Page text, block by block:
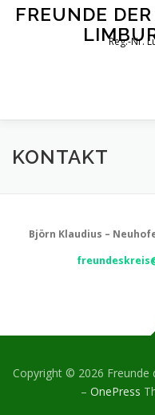
Zum
InhaltFREUNDE
Reg.-Nr.
PROJEKTE
KONTAKT
Björn Klaudius –
Copyright © 2026 Freunde
– OnePress